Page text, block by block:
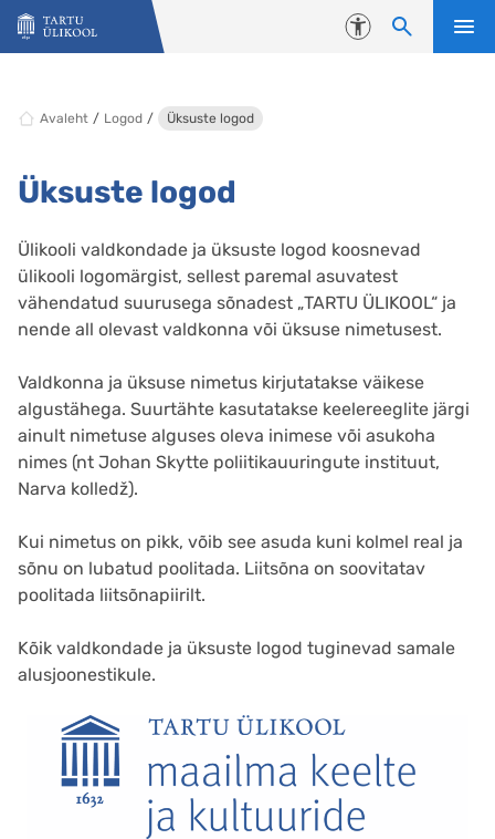
Liigu edasi põhisisu juurde
Juurdepääsetavus
Avaleht Logod Üksuste logod
Üksuste logod
Ülikooli valdkondade ja üksuste logod koosnevad
ülikooli logomärgist, sellest paremal asuvatest
vähendatud suurusega sõnadest „TARTU ÜLIKOOL“ ja
nende all olevast valdkonna või üksuse nimetusest.
Valdkonna ja üksuse nimetus kirjutatakse väikese
algustähega. Suurtähte kasutatakse keelereeglite järgi
ainult nimetuse alguses oleva inimese või asukoha
nimes (nt Johan Skytte poliitikauuringute instituut,
Narva kolledž).
Kui nimetus on pikk, võib see asuda kuni kolmel real ja
sõnu on lubatud poolitada. Liitsõna on soovitatav
poolitada liitsõnapiirilt.
Kõik valdkondade ja üksuste logod tuginevad samale
alusjoonestikule.